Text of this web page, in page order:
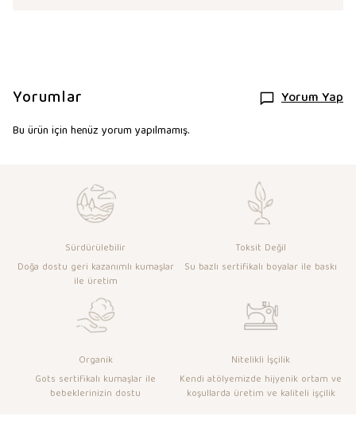
Yorumlar Yorum Yap
Bu ürün için henüz yorum yapılmamış.
Sürdürülebilir
Doğa dostu geri kazanımlı kumaşlar
ile üretim
Toksit Değil
Su bazlı sertifikalı boyalar ile baskı
Organik
Gots sertifikalı kumaşlar ile
bebeklerinizin dostu
Nitelikli İşçilik
Kendi atölyemizde hijyenik ortam ve
koşullarda üretim ve kaliteli işçilik